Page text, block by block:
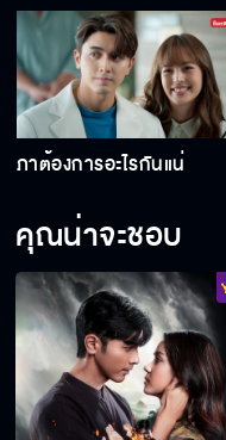
ภาต้องการอะไรกันแน่
คุณน่าจะชอบ